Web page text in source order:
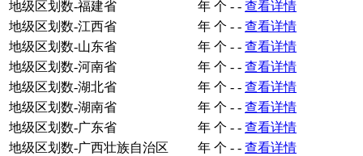
地级区划数-福建省
年 个 - - 查看详情
地级区划数-江西省
年 个 - - 查看详情
地级区划数-山东省
年 个 - - 查看详情
地级区划数-河南省
年 个 - - 查看详情
地级区划数-湖北省
年 个 - - 查看详情
地级区划数-湖南省
年 个 - - 查看详情
地级区划数-广东省
年 个 - - 查看详情
地级区划数-广西壮族自治区
年 个 - - 查看详情